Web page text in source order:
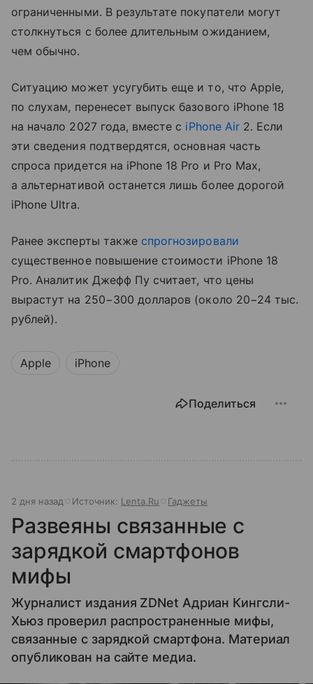
ограниченными. В результате покупатели могут
столкнуться с более длительным ожиданием,
чем обычно.
Ситуацию может усугубить еще и то, что Apple,
по слухам, перенесет выпуск базового iPhone 18
на начало 2027 года, вместе с iPhone Air2. Если
эти сведения подтвердятся, основная часть
спроса придется на iPhone 18 Pro и Pro Max,
а альтернативой останется лишь более дорогой
iPhone Ultra.
Ранее эксперты также спрогнозировали
существенное повышение стоимости iPhone 18
Pro. Аналитик Джефф Пу считает, что цены
вырастут на 250−300 долларов (около 20−24 тыс.
рублей).
Apple iPhone
Поделиться
2 дня назад Источник: Lenta.Ru Гаджеты
Развеяны связанные с
зарядкой смартфонов
мифы
Журналист издания ZDNet Адриан Кингсли-
Хьюз проверил распространенные мифы,
связанные с зарядкой смартфона. Материал
опубликован на сайте медиа.